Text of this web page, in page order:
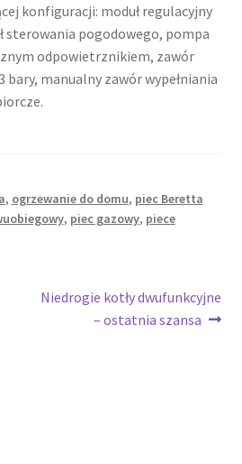
konfiguracji: moduł regulacyjny
sterowania pogodowego, pompa
odpowietrznikiem, zawór
bary, manualny zawór wypełniania
, ogrzewanie do domu, piec Beretta
, piec gazowy, piece
Następny
Niedrogie kotły dwufunkcyjne
– ostatnia szansa